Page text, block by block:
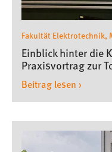
Fakultät Elektrotechnik,
Informatik
,
Einblick hinter die
Praxisvortrag zur
Beitrag lesen ›